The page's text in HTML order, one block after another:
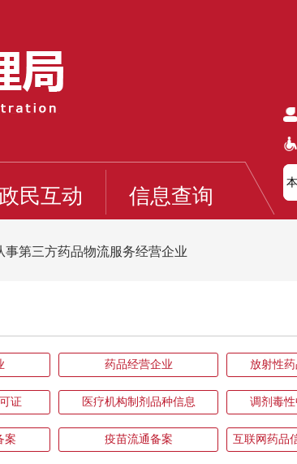
民互动 信息查询
事第三方药品物流服务经营企业
药品经营企业 放射性
证 医疗机构制剂品种信息 调剂毒
案 疫苗流通备案 互联网药品